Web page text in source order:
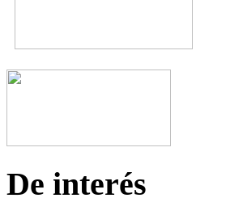
De interés